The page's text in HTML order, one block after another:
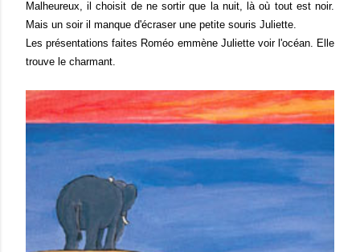
Malheureux, il choisit de ne sortir que la nuit, là où tout est noir.
Mais un soir il manque d'écraser une petite souris Juliette.
Les présentations faites Roméo emmène Juliette voir l'océan. Elle
trouve le charmant.